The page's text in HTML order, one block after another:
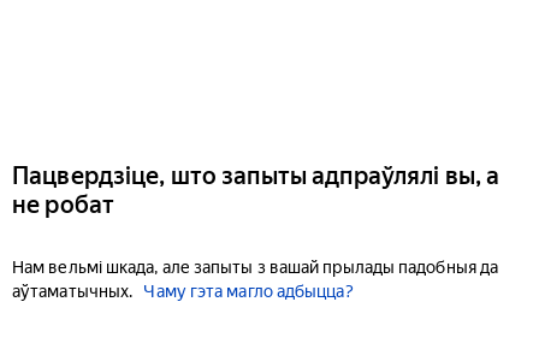
Пацвердзіце, што запыты адпраўлялі вы, а
не робат
Нам вельмі шкада, але запыты з вашай прылады падобныя да
аўтаматычных.
Чаму гэта магло адбыцца?